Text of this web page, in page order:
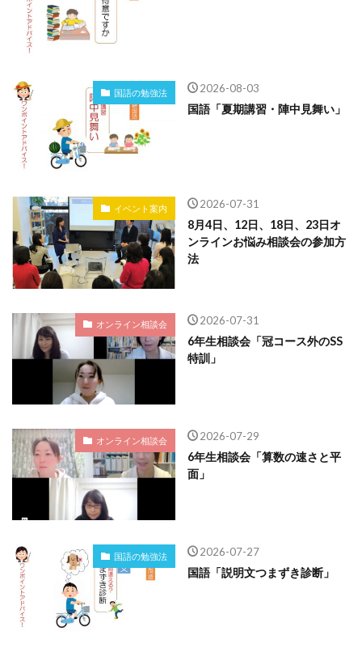
国語の勉強法 2026-08-03
国語「夏期講習・陣中見舞い」
イベント案内 2026-07-31
8月4日、12日、18日、23日オ
ンラインお悩み相談会の参加方
法
オンライン相談会 2026-07-31
6年生相談会「冠コース外のSS
特訓」
オンライン相談会 2026-07-29
6年生相談会「算数の速さと平
面」
国語の勉強法 2026-07-27
国語「説明文つまずき診断」